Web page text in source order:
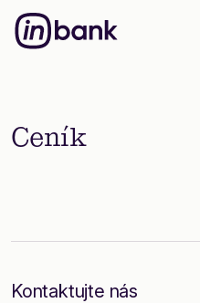
Ceník
Kontaktujte nás